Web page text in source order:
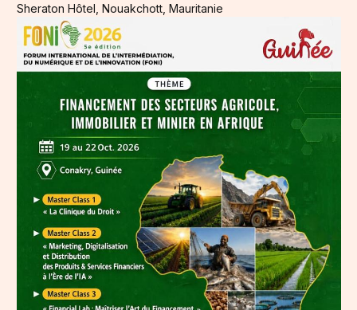
Sheraton Hôtel, Nouakchott, Mauritanie